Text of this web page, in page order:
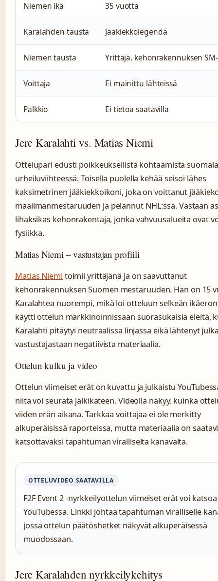
Niemen ikä 35 vuotta
Karalahden tausta Jääkiekkolegenda
Niemen tausta Yrittäjä, kehonrakennuksen
Voittaja Ei mainittu lähteissä
Palkkio Ei tietoa saatavilla
Jere Karalahti vs. Matias Niemi
Ottelupari edusti poikkeuksellista kohtaamista
urheiluviihteessä. Toisella puolella kehää seisoi lähes
kaksimetrinen jääkiekkoikoni, joka on voittanut
maailmanmestaruuden ja pelannut NHL:ssä. Vastaan
lihaksikas kehonrakentaja, jonka vahvuusalueita ovat
fysiikka.
Matias Niemi – vastustajan profiili
Matias Niemi toimii yrittäjänä ja on saavuttanut
kehonrakennuksen Suomen mestaruuden. Hän on 15
Karalahtea nuorempi, mikä loi otteluun selkeän
käytti ottelun markkinoinnissaan suorasukaisia eleitä,
Karalahti pitäytyi neutraalissa linjassa eikä lähtenyt
vastustajastaan negatiivista materiaalia.
Ottelun kulku ja video
Ottelun viimeiset erät on kuvattu ja julkaistu
niitä voi seurata jälkikäteen. Videolla näkyy, kuinka
viiden erän aikana. Tarkkaa voittajaa ei ole merkitty
alkuperäisissä raporteissa, mutta materiaalia on
katsottavaksi tapahtuman viralliselta kanavalta.
OTTELUVIDEO SAATAVILLA
F2F Event 2 -nyrkkeilyottelun viimeiset erät voi katsoa
YouTubessa. Linkki johtaa tapahtuman viralliselle
jossa ottelun päätöshetket näkyvät alkuperäisessä
muodossaan.
Jere Karalahden nyrkkeilykehitys